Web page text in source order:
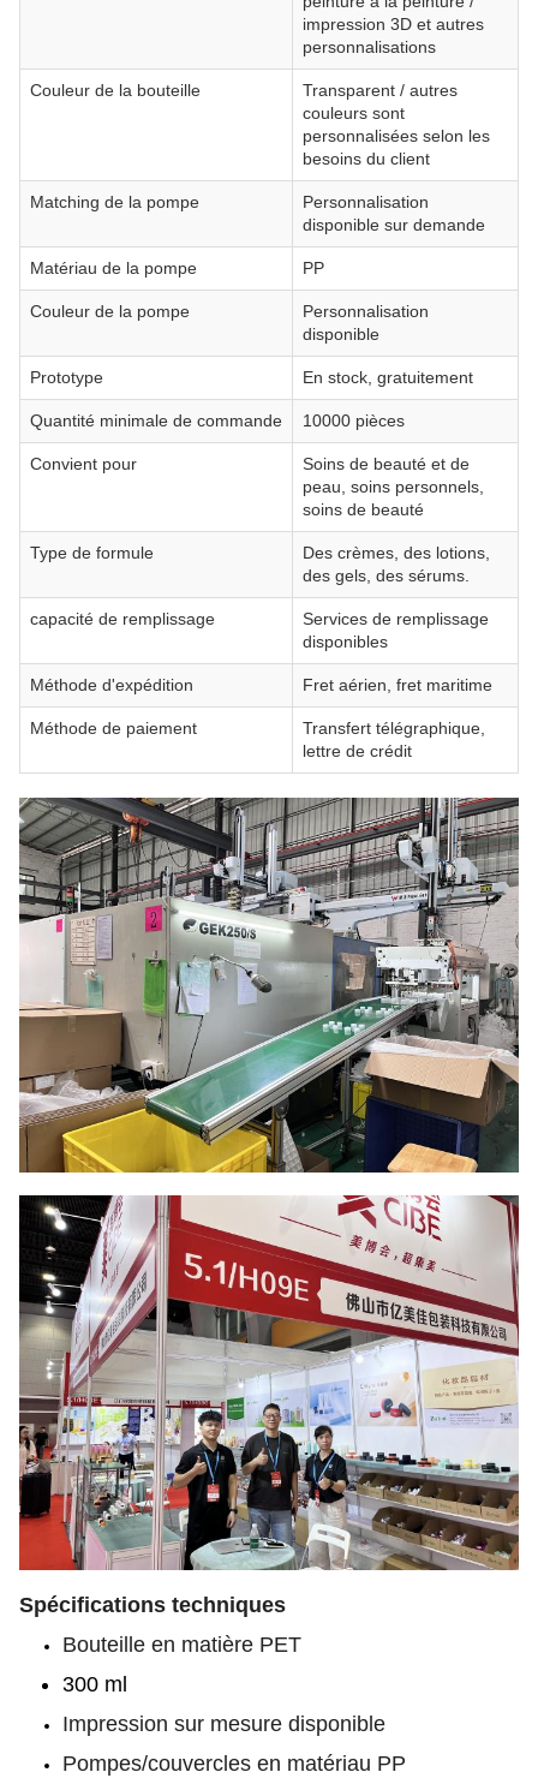
impression 3D et autres
personnalisations
Couleur de la bouteille
Transparent / autres
couleurs sont
personnalisées selon les
besoins du client
Matching de la pompe
Personnalisation
disponible sur demande
Matériau de la pompe PP
Couleur de la pompe
Personnalisation
disponible
Prototype En stock, gratuitement
Quantité minimale de commande 10000 pièces
Convient pour
Soins de beauté et de
peau, soins personnels,
soins de beauté
Type de formule
Des crèmes, des lotions,
des gels, des sérums.
capacité de remplissage
Services de remplissage
disponibles
Méthode d'expédition Fret aérien, fret maritime
Méthode de paiement
Transfert télégraphique,
lettre de crédit
Spécifications techniques
Bouteille en matière PET
300 ml
Impression sur mesure disponible
Pompes/couvercles en matériau PP